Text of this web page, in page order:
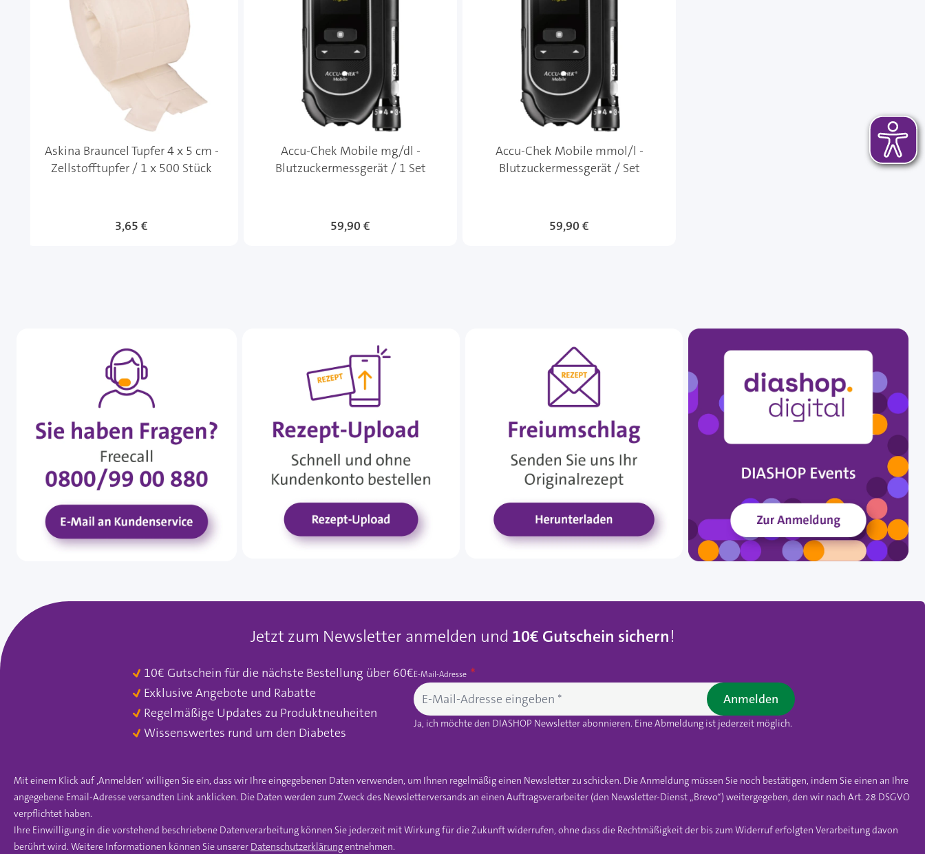
Askina Brauncel Tupfer 4 x 5 cm -
Zellstofftupfer / 1 x 500 Stück
3,65 €
Accu-Chek Mobile mg/dl -
Blutzuckermessgerät / 1 Set
59,90 €
Accu-Chek Mobile mmol/l -
Blutzuckermessgerät / Set
59,90 €
Jetzt zum Newsletter anmelden und 10€ Gutschein sichern!
10€ Gutschein für die nächste Bestellung über 60€
Exklusive Angebote und Rabatte
Regelmäßige Updates zu Produktneuheiten
Wissenswertes rund um den Diabetes
E-Mail-Adresse
Ja, ich möchte den DIASHOP Newsletter abonnieren. Eine Abmeldung ist jederzeit möglich.
Anmelden
Mit einem Klick auf ‚Anmelden‘ willigen Sie ein, dass wir Ihre eingegebenen Daten verwenden, um Ihnen regelmäßig einen Newsletter zu schicken. Die Anmeldung müssen Sie noch bestätigen, indem Sie einen an Ihre
angegebene Email-Adresse versandten Link anklicken. Die Daten werden zum Zweck des Newsletterversands an einen Auftragsverarbeiter (den Newsletter-Dienst „Brevo“) weitergegeben, den wir nach Art. 28 DSGVO
verpflichtet haben.
Ihre Einwilligung in die vorstehend beschriebene Datenverarbeitung können Sie jederzeit mit Wirkung für die Zukunft widerrufen, ohne dass die Rechtmäßigkeit der bis zum Widerruf erfolgten Verarbeitung davon
berührt wird. Weitere Informationen können Sie unserer Datenschutzerklärungentnehmen.